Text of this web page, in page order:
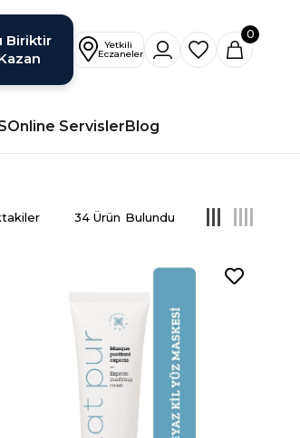
Biriktir
0
Online ServislerBlog
34 Ürün